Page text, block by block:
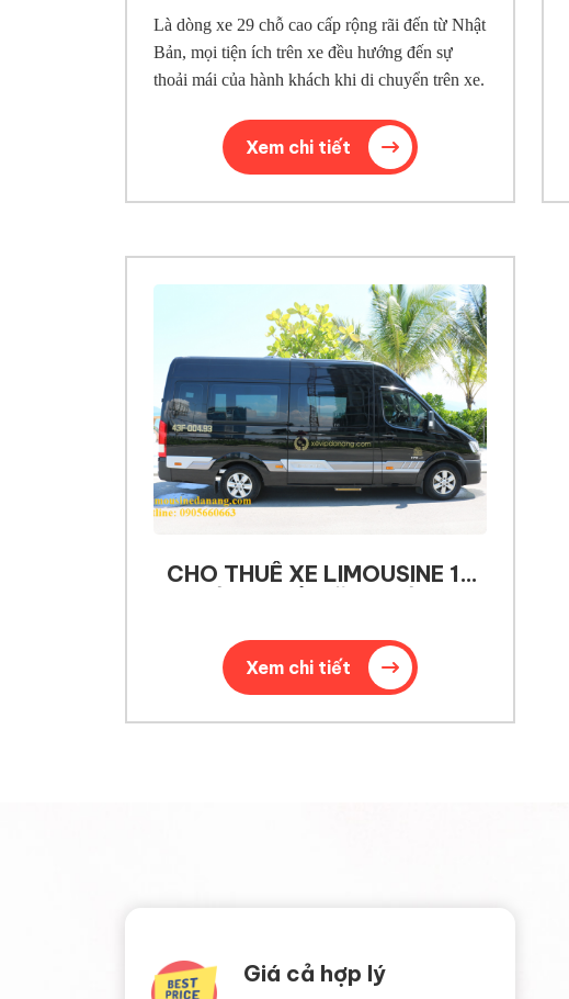
Là dòng xe 29 chỗ cao cấp rộng rãi đến từ Nhật
Bản, mọi tiện ích trên xe đều hướng đến sự
thoải mái của hành khách khi di chuyển trên xe.
Xem chi tiết
CHO THUÊ XE LIMOUSINE 12
Xem chi tiết
Giá cả hợp lý